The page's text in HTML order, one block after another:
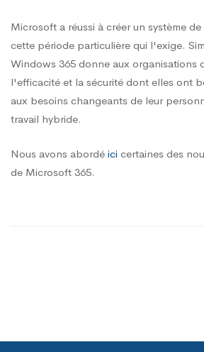
Microsoft a réussi à créer un système
cette période particulière qui l'exige.
Windows 365 donne aux organisations
l'efficacité et la sécurité dont elles ont
aux besoins changeants de leur
travail hybride.
Nous avons abordé ici certaines des
de Microsoft 365.